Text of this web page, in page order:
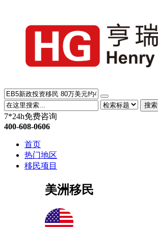
搜索
7*24h免费咨询
400-608-0606
首页
热门地区
移民项目
美洲移民